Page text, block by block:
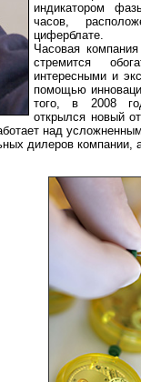
индикатором
часов,
циферблате.
Часовая
стремится
интересными и
помощью
того, в 2008
открылся новый
над
дилеров компании,